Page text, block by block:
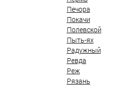
Печора
Покачи
Полевской
Пыть-ях
Радужный
Ревда
Реж
Рязань